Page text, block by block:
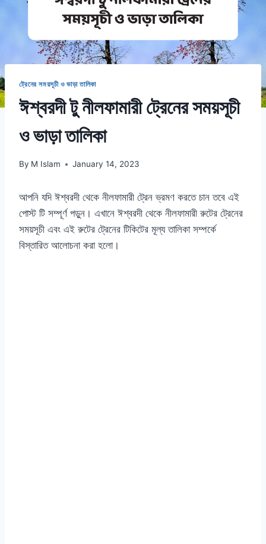
ট্রেনের সময়সূচী ও ভাড়া তালিকা
ঈশ্বরদী টু নীলফামারী ট্রেনের সময়সূচী
ও ভাড়া তালিকা
By M Islam January 14, 2023
আপনি যদি ঈশ্বরদী থেকে নীলফামারী ট্রেন ভ্রমণ করতে চান তবে এই
পোস্ট টি সম্পূর্ণ পড়ুন। এখানে ঈশ্বরদী থেকে নীলফামারী রুটের ট্রেনের
সময়সূচী এবং এই রুটের ট্রেনের টিকিটের মূল্য তালিকা সম্পর্কে
বিস্তারিত আলোচনা করা হলো।